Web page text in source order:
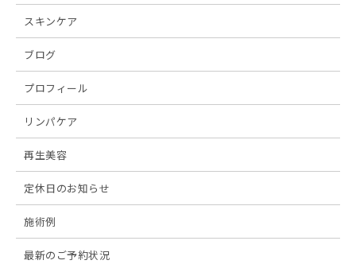
スキンケア
ブログ
プロフィール
リンパケア
再生美容
定休日のお知らせ
施術例
最新のご予約状況